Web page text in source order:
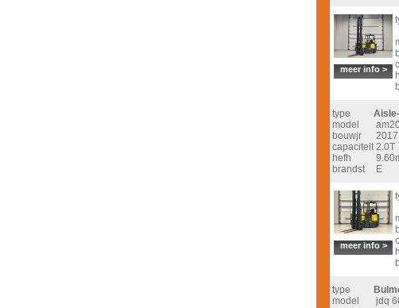
meer info >
type
model
bouwjr
2017
capaciteit2.0T
hefh
brandst
E
meer info >
type
model
jdq